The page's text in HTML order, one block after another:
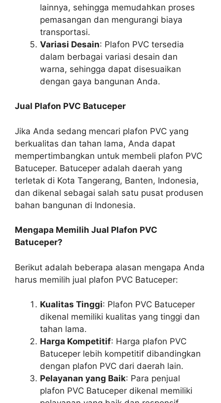
lainnya, sehingga memudahkan proses
pemasangan dan mengurangi biaya
transportasi.
Variasi Desain: Plafon PVC tersedia
dalam berbagai variasi desain dan
warna, sehingga dapat disesuaikan
dengan gaya bangunan Anda.
Jual Plafon PVC Batuceper
Jika Anda sedang mencari plafon PVC yang
berkualitas dan tahan lama, Anda dapat
mempertimbangkan untuk membeli plafon PVC
Batuceper. Batuceper adalah daerah yang
terletak di Kota Tangerang, Banten, Indonesia,
dan dikenal sebagai salah satu pusat produsen
bahan bangunan di Indonesia.
Mengapa Memilih Jual Plafon PVC
Batuceper?
Berikut adalah beberapa alasan mengapa Anda
harus memilih jual plafon PVC Batuceper:
Kualitas Tinggi: Plafon PVC Batuceper
dikenal memiliki kualitas yang tinggi dan
tahan lama.
Harga Kompetitif: Harga plafon PVC
Batuceper lebih kompetitif dibandingkan
dengan plafon PVC dari daerah lain.
Pelayanan yang Baik: Para penjual
plafon PVC Batuceper dikenal memiliki